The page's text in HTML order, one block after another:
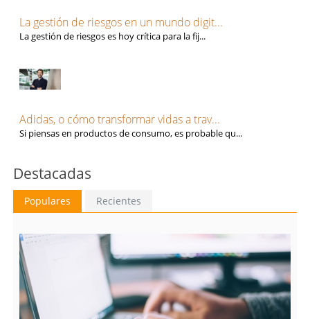
La gestión de riesgos en un mundo digit...
La gestión de riesgos es hoy crítica para la fij...
Adidas, o cómo transformar vidas a trav...
Si piensas en productos de consumo, es probable qu...
Destacadas
Populares Recientes